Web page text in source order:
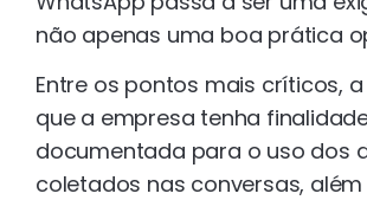
não apenas uma boa prática
Entre os pontos mais críticos, a
que a empresa tenha
documentada para o uso dos
coletados nas conversas,